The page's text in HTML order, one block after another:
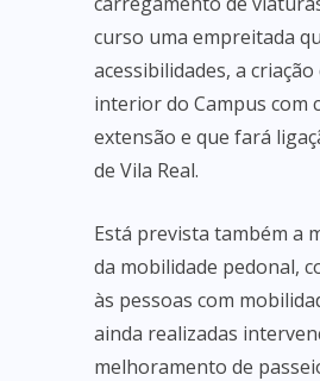
curso uma empreitada
acessibilidades, a
interior do Campus com
extensão e que fará
de Vila Real.
Está prevista também a
da mobilidade pedonal,
às pessoas com
ainda realizadas
melhoramento de